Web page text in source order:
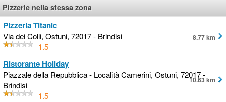
Pizzerie nella stessa zona
Pizzeria Titanic
Via dei Colli, Ostuni, 72017 - Brindisi
1.5
8.77 km
Ristorante Holiday
Piazzale della Repubblica - Località Camerini, Ostuni, 72017 -
Brindisi
1.5
10.63 km